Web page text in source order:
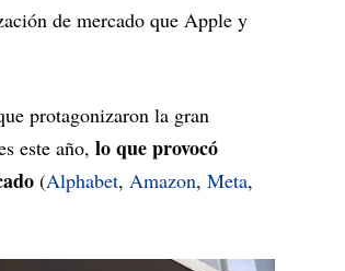
de mercado que Apple y
protagonizaron la gran
este año, lo que provocó
(Alphabet, Amazon, Meta,